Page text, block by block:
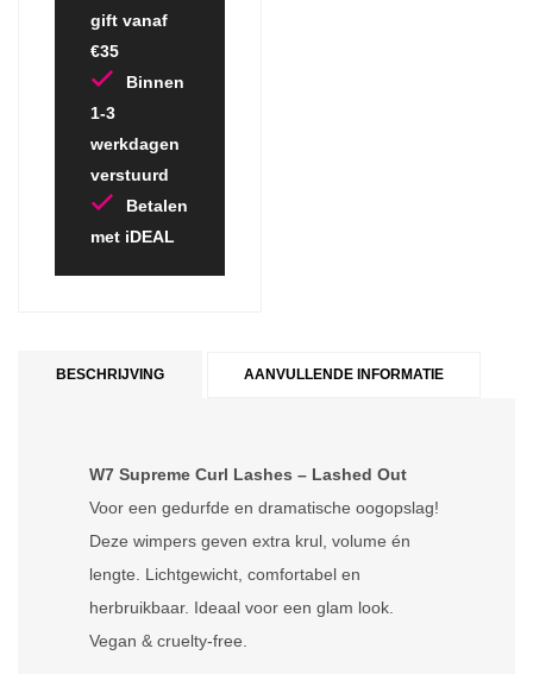
gift vanaf
€35
Binnen
1-3
werkdagen
verstuurd
Betalen
met iDEAL
BESCHRIJVING AANVULLENDE INFORMATIE
W7 Supreme Curl Lashes – Lashed Out
Voor een gedurfde en dramatische oogopslag!
Deze wimpers geven extra krul, volume én
lengte. Lichtgewicht, comfortabel en
herbruikbaar. Ideaal voor een glam look.
Vegan & cruelty-free.